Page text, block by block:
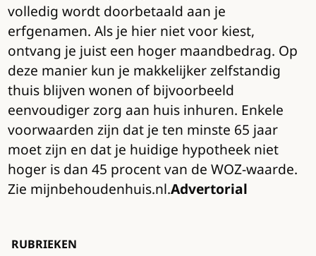
volledig wordt doorbetaald aan je
erfgenamen. Als je hier niet voor kiest,
ontvang je juist een hoger maandbedrag. Op
deze manier kun je makkelijker zelfstandig
thuis blijven wonen of bijvoorbeeld
eenvoudiger zorg aan huis inhuren. Enkele
voorwaarden zijn dat je ten minste 65 jaar
moet zijn en dat je huidige hypotheek niet
hoger is dan 45 procent van de WOZ-waarde.
Zie mijnbehoudenhuis.nl.Advertorial
RUBRIEKEN